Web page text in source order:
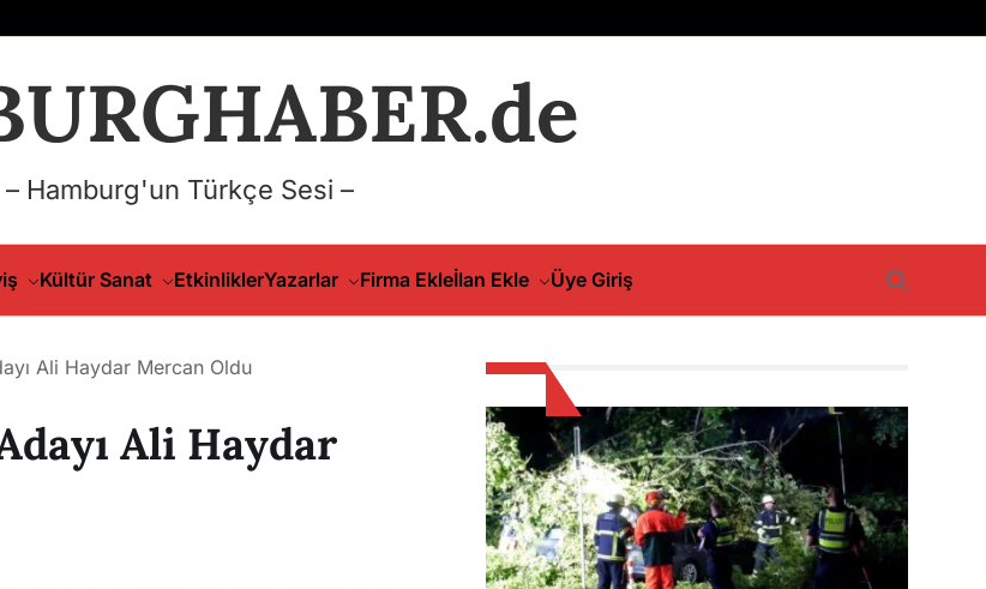
– Hamburg'un Türkçe Sesi –
Kültür Sanat EtkinliklerYazarlar Firma Ekleİlan Ekle Üye Giriş
Ali Haydar Mercan Oldu
Ali Haydar